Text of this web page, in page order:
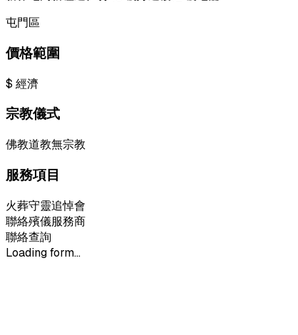
屯門區
價格範圍
$ 經濟
宗教儀式
佛教道教無宗教
服務項目
火葬守靈追悼會
聯絡殯儀服務商
聯絡查詢
Loading form...